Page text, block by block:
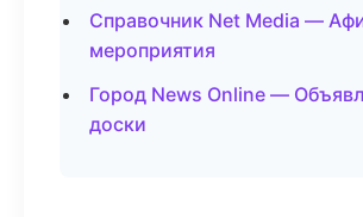
Справочник Net Media —
мероприятия
Город News Online —
доски